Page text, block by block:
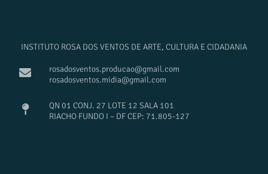
INSTITUTO ROSA DOS VENTOS DE ARTE, CULTURA E CIDADANIA
rosadosventos.producao@gmail.com
rosadosventos.midia@gmail.com
QN 01 CONJ. 27 LOTE 12 SALA 101
RIACHO FUNDO I – DF CEP: 71.805-127